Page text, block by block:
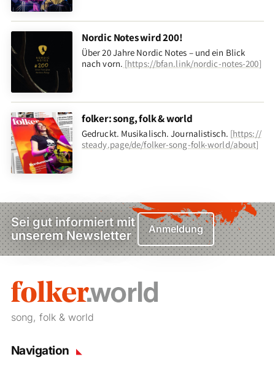
Nordic Notes wird 200!
Über 20 Jahre Nordic Notes – und ein Blick
nach vorn. [https://bfan.link/nordic-notes-200]
folker: song, folk & world
Gedruckt. Musikalisch. Journalistisch. [https://
steady.page/de/folker-song-folk-world/about]
Sei gut informiert mit
unserem Newsletter
Anmeldung
song, folk & world
Navigation